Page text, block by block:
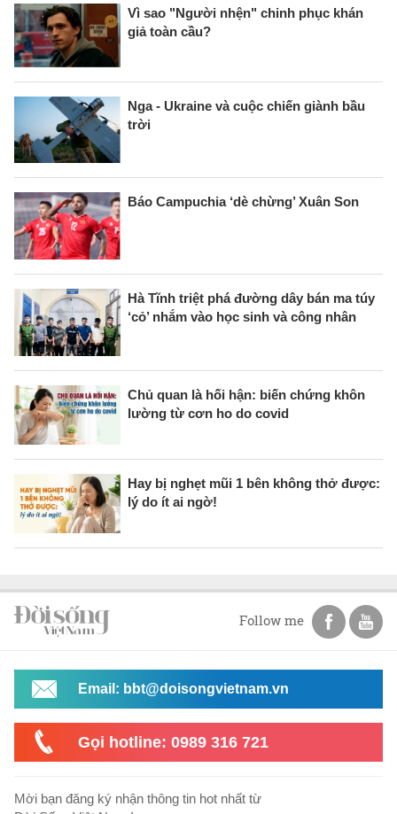
Vì sao "Người nhện" chinh phục khán
giả toàn cầu?
Nga - Ukraine và cuộc chiến giành bầu
trời
Báo Campuchia ‘dè chừng’ Xuân Son
Hà Tĩnh triệt phá đường dây bán ma túy
‘cỏ’ nhắm vào học sinh và công nhân
Chủ quan là hối hận: biến chứng khôn
lường từ cơn ho do covid
Hay bị nghẹt mũi 1 bên không thở được:
lý do ít ai ngờ!
Follow me
Email: bbt@doisongvietnam.vn
Gọi hotline: 0989 316 721
Mời bạn đăng ký nhận thông tin hot nhất từ